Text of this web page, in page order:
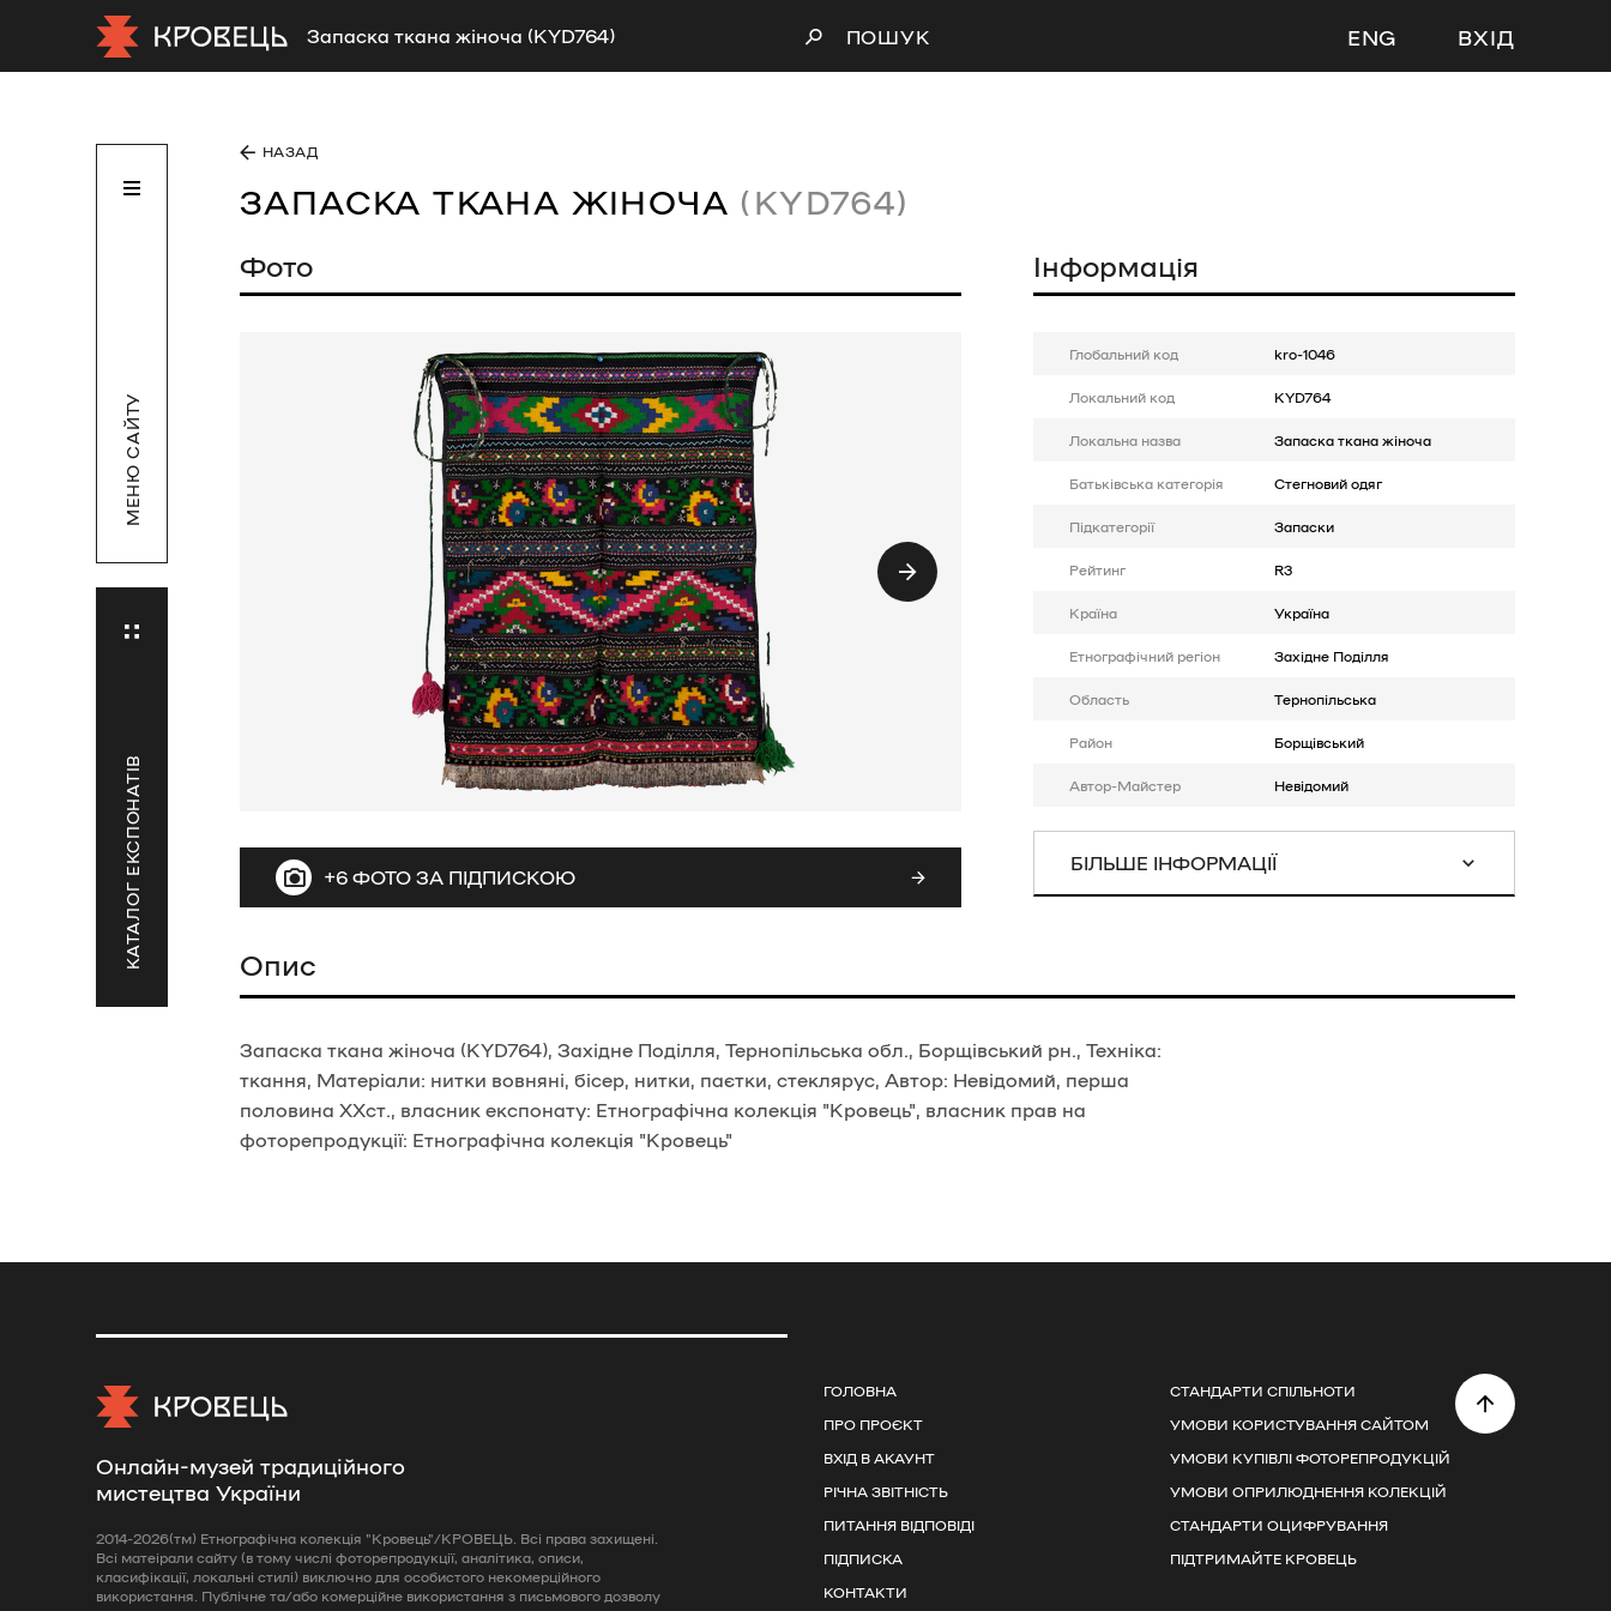
Запаска ткана жіноча (KYD764) ПОШУК ENG ВХІД
МЕНЮ САЙТУ
КАТАЛОГ ЕКСПОНАТІВ
НАЗАД
ЗАПАСКА ТКАНА ЖІНОЧА (KYD764)
Фото
+6 ФОТО ЗА ПІДПИСКОЮ
Інформація
Глобальний код kro-1046
Локальний код KYD764
Локальна назва Запаска ткана жіноча
Батькiвська категорія Стегновий одяг
Підкатегорії Запаски
Рейтинг R3
Країна Україна
Етнографічний регіон Західне Поділля
Область Тернопільська
Район Борщівський
Автор-Майстер Невідомий
БІЛЬШЕ ІНФОРМАЦІЇ
Опис
Запаска ткана жіноча (KYD764), Західне Поділля, Тернопільська обл., Борщівський рн., Техніка:
ткання, Матеріали: нитки вовняні, бісер, нитки, паєтки, стеклярус, Автор: Невідомий, перша
половина ХХст., власник експонату: Етнографічна колекція "Кровець", власник прав на
фоторепродукції: Етнографічна колекція "Кровець"
Онлайн-музей традиційного
мистецтва України
2014-2026(тм) Етнографічна колекція "Кровець"/КРОВЕЦЬ. Всі права захищені.
Всі матеірали сайту (в тому числі фоторепродукції, аналітика, описи,
класифікації, локальні стилі) виключно для особистого некомерційного
використання. Публічне та/або комерційне використання з письмового дозволу
ГОЛОВНА
СТАНДАРТИ СПІЛЬНОТИ
ПРО ПРОЄКТ
УМОВИ КОРИСТУВАННЯ САЙТОМ
ВХІД В АКАУНТ
УМОВИ КУПІВЛІ ФОТОРЕПРОДУКЦІЙ
РІЧНА ЗВІТНІСТЬ
УМОВИ ОПРИЛЮДНЕННЯ КОЛЕКЦІЙ
ПИТАННЯ ВІДПОВІДІ
СТАНДАРТИ ОЦИФРУВАННЯ
ПІДПИСКА
ПІДТРИМАЙТЕ КРОВЕЦЬ
КОНТАКТИ